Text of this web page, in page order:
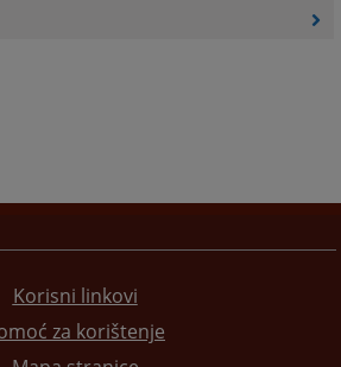
Korisni linkovi
za korištenje